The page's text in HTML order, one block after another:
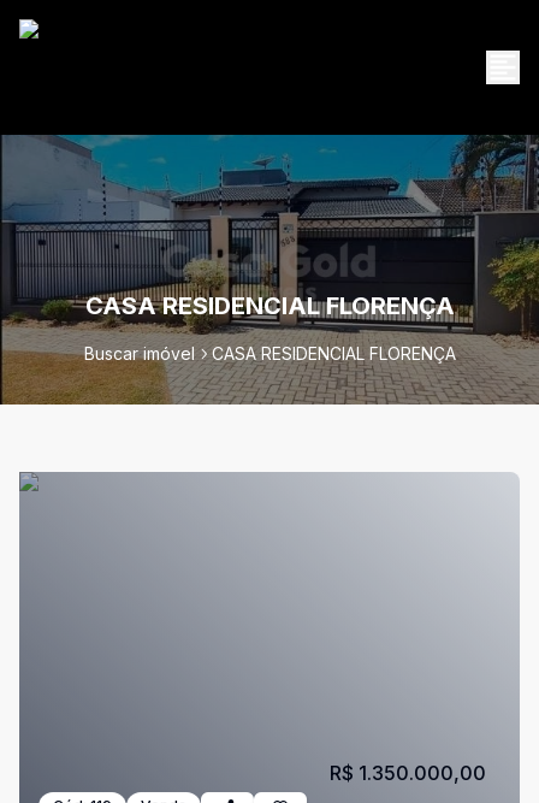
CASA RESIDENCIAL FLORENÇA
Buscar imóvel CASA RESIDENCIAL FLORENÇA
R$ 1.350.000,00